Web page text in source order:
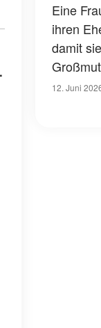
Eine
ihren
damit
der
12. Juni